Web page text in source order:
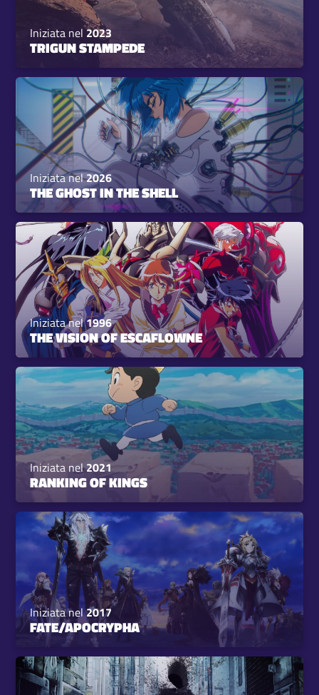
Iniziata nel2023
TRIGUN STAMPEDE
Iniziata nel2026
THE GHOST IN THE SHELL
Iniziata nel1996
THE VISION OF ESCAFLOWNE
Iniziata nel2021
RANKING OF KINGS
Iniziata nel2017
FATE/APOCRYPHA